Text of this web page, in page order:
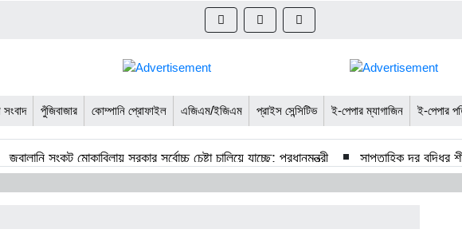
সংবাদ পুঁজিবাজার কোম্পানি প্রোফাইল এজিএম/ইজিএম প্রাইস সেন্সিটিভ ই-পেপার ম্যাগাজিন ই-পেপার
জ্বালানি সংকট মোকাবিলায় সরকার সর্বোচ্চ চেষ্টা চালিয়ে যাচ্ছে: প্রধানমন্ত্রী সাপ্তাহিক দর বৃদ্ধির
সাপ্তাহিক রিটার্নে দর বেড়েছে ৮ খাতে সাপ্তাহিক রিটার্নে দর কমেছে ১৩ খাতে
প্রকাশ পঞ্চগড়ের ১৯ চা কারখানার অনুমোদনের